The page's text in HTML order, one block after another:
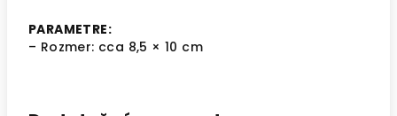
PARAMETRE:
– Rozmer: cca 8,5 × 10 cm